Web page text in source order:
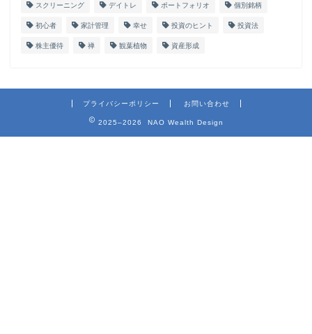
スクリーニング デイトレ ポートフォリオ 個別銘柄
初心者 家計管理 幸せ 投資のヒント 投資法
株主優待 禅 観葉植物 資産形成
プライバシーポリシー お問い合わせ
2025–2026 NAO Wealth Design